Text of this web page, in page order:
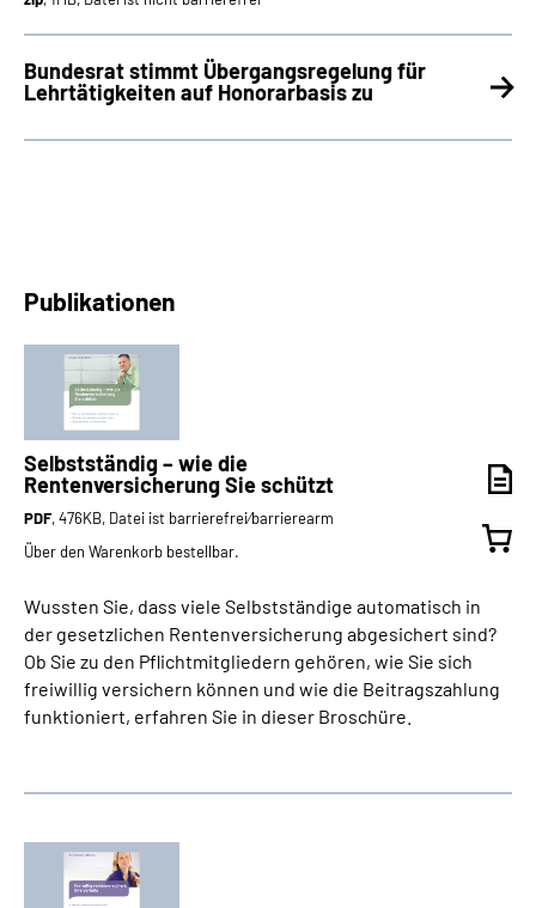
Bundesrat stimmt Übergangsregelung für
Lehrtätigkeiten auf Honorarbasis zu
Publikationen
Selbstständig – wie die
Rentenversicherung Sie schützt
PDF, 476KB, Datei ist barrierefrei⁄barrierearm
Über den Warenkorb bestellbar.
Wussten Sie, dass viele Selbstständige automatisch in
der gesetzlichen Rentenversicherung abgesichert sind?
Ob Sie zu den Pflichtmitgliedern gehören, wie Sie sich
freiwillig versichern können und wie die Beitragszahlung
funktioniert, erfahren Sie in dieser Broschüre.